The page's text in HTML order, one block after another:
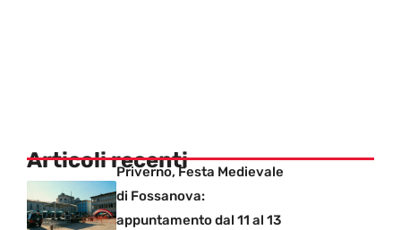
Articoli recentiPriverno, Festa Medievale
di Fossanova:
appuntamento dal 11 al 13